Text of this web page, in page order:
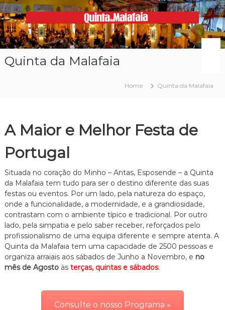
Skip
to
content
Malafaia
O
maior
arraial
minhoto
do
Quinta da Malafaia
Home Quinta da Malafaia
A Maior e Melhor Festa de
Portugal
Situada no coração do Minho – Antas, Esposende – a Quinta
da Malafaia tem tudo para ser o destino diferente das suas
festas ou eventos. Por um lado, pela natureza do espaço,
onde a funcionalidade, a modernidade, e a grandiosidade,
contrastam com o ambiente típico e tradicional. Por outro
lado, pela simpatia e pelo saber receber, reforçados pelo
profissionalismo de uma equipa diferente e sempre atenta. A
Quinta da Malafaia tem uma capacidade de 2500 pessoas e
organiza arraiais aos sábados de Junho a Novembro, e no
mês de Agostoàs terças, quintas e sábados.
Consulte o nosso Programa »